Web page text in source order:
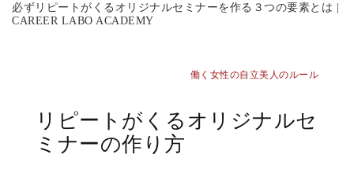
必ずリピートがくるオリジナルセミナーを作る３つの要素とは |
CAREER LABO ACADEMY
働く女性の自立美人のルール
リピートがくるオリジナルセ
ミナーの作り方